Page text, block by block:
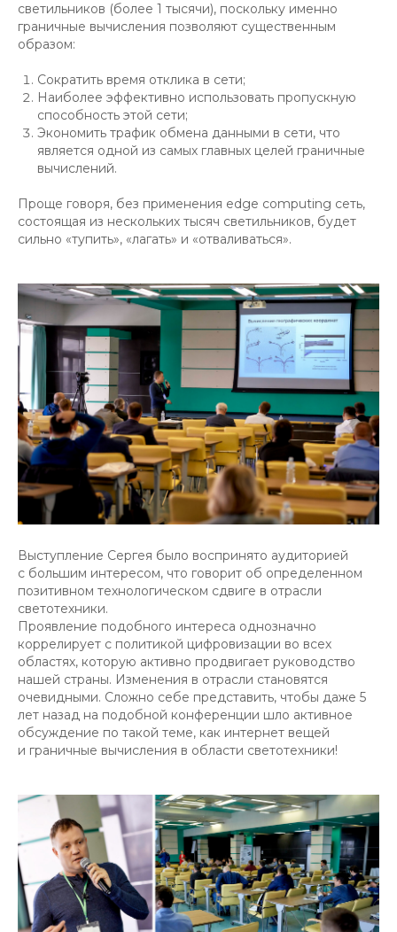
светильников (более 1 тысячи), поскольку именно
граничные вычисления позволяют существенным
образом:
Сократить время отклика в сети;
Наиболее эффективно использовать пропускную
способность этой сети;
Экономить трафик обмена данными в сети, что
является одной из самых главных целей граничные
вычислений.
Проще говоря, без применения edge computing сеть,
состоящая из нескольких тысяч светильников, будет
сильно «тупить», «лагать» и «отваливаться».
Выступление Сергея было воспринято аудиторией
с большим интересом, что говорит об определенном
позитивном технологическом сдвиге в отрасли
светотехники.
Проявление подобного интереса однозначно
коррелирует с политикой цифровизации во всех
областях, которую активно продвигает руководство
нашей страны. Изменения в отрасли становятся
очевидными. Сложно себе представить, чтобы даже 5
лет назад на подобной конференции шло активное
обсуждение по такой теме, как интернет вещей
и граничные вычисления в области светотехники!